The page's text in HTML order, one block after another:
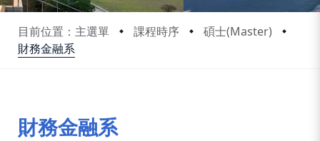
目前位置：主選單 課程時序
碩士(Master)
財務金融系
財務金融系